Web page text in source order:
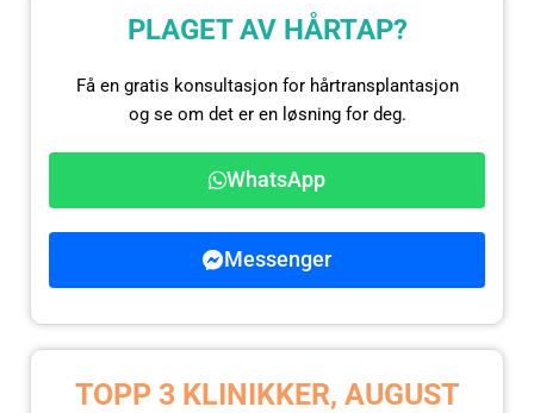
PLAGET AV HÅRTAP?
Få en gratis konsultasjon for hårtransplantasjon
og se om det er en løsning for deg.
WhatsApp
Messenger
TOPP 3 KLINIKKER, AUGUST